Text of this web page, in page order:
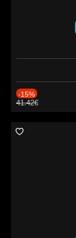
-15%
41.42€